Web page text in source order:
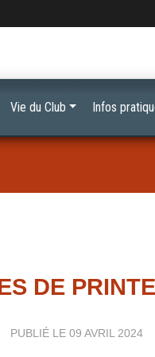
DE
PUBLIÉ LE 09 AVRIL 2024
Vie du Club Infos